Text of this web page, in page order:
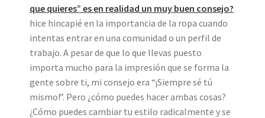
que quieres” es en realidad un muy buen consejo?
hice hincapié en la importancia de la ropa cuando
intentas entrar en una comunidad o un perfil de
trabajo. A pesar de que lo que llevas puesto
importa mucho para la impresión que se forma la
gente sobre ti, mi consejo era “¡Siempre sé tú
mismo!”. Pero ¿cómo puedes hacer ambas cosas?
¿Cómo puedes cambiar tu estilo radicalmente y se